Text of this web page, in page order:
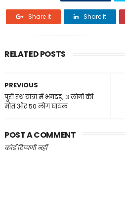
Share it Share it
RELATED POSTS
PREVIOUS
पुरी रथ यात्रा में भगदड़, 3 लोगों की
मौत ओर 50 लोग घायल
POST A COMMENT
कोई टिप्पणी नहीं